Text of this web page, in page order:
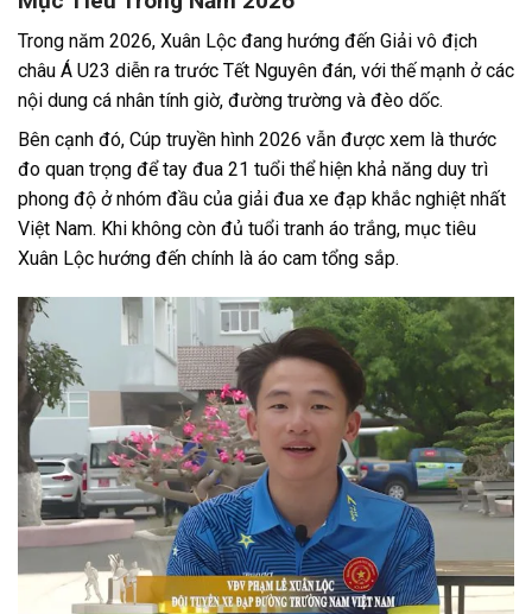
Trong năm 2026, Xuân Lộc đang hướng đến Giải vô địch
châu Á U23 diễn ra trước Tết Nguyên đán, với thế mạnh ở các
nội dung cá nhân tính giờ, đường trường và đèo dốc.
Bên cạnh đó, Cúp truyền hình 2026 vẫn được xem là thước
đo quan trọng để tay đua 21 tuổi thể hiện khả năng duy trì
phong độ ở nhóm đầu của giải đua xe đạp khắc nghiệt nhất
Việt Nam. Khi không còn đủ tuổi tranh áo trắng, mục tiêu
Xuân Lộc hướng đến chính là áo cam tổng sắp.